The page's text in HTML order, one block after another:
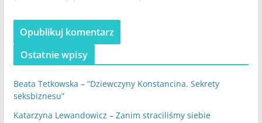
Ostatnie wpisy
Beata Tetkowska – “Dziewczyny Konstancina. Sekrety
seksbiznesu”
Katarzyna Lewandowicz – Zanim straciliśmy siebie